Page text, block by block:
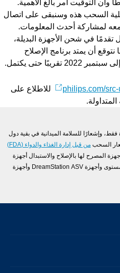
التوقيت أمر بالغ الأهمية.
السحب هذه وسنبقى على اتصال
لمشاركة أحدث المعلومات.
في شحن الأجهزة البديلة،
نتوقع أن يمتد برنامج الإصلاح
حتى يكتمل.
philips.com/
للاطلاع على
وإشعارًا للسلامة الميدانية في بقية دول
السحب
من قبل إدارة الغذاء والدواء (FDA)
المصرح لها بالإصلاح والاستبدال أجهزة
DreamStation CPAP والأجهزة الثنائية المستوى وأجهزة DreamStation ASV وأجهزة